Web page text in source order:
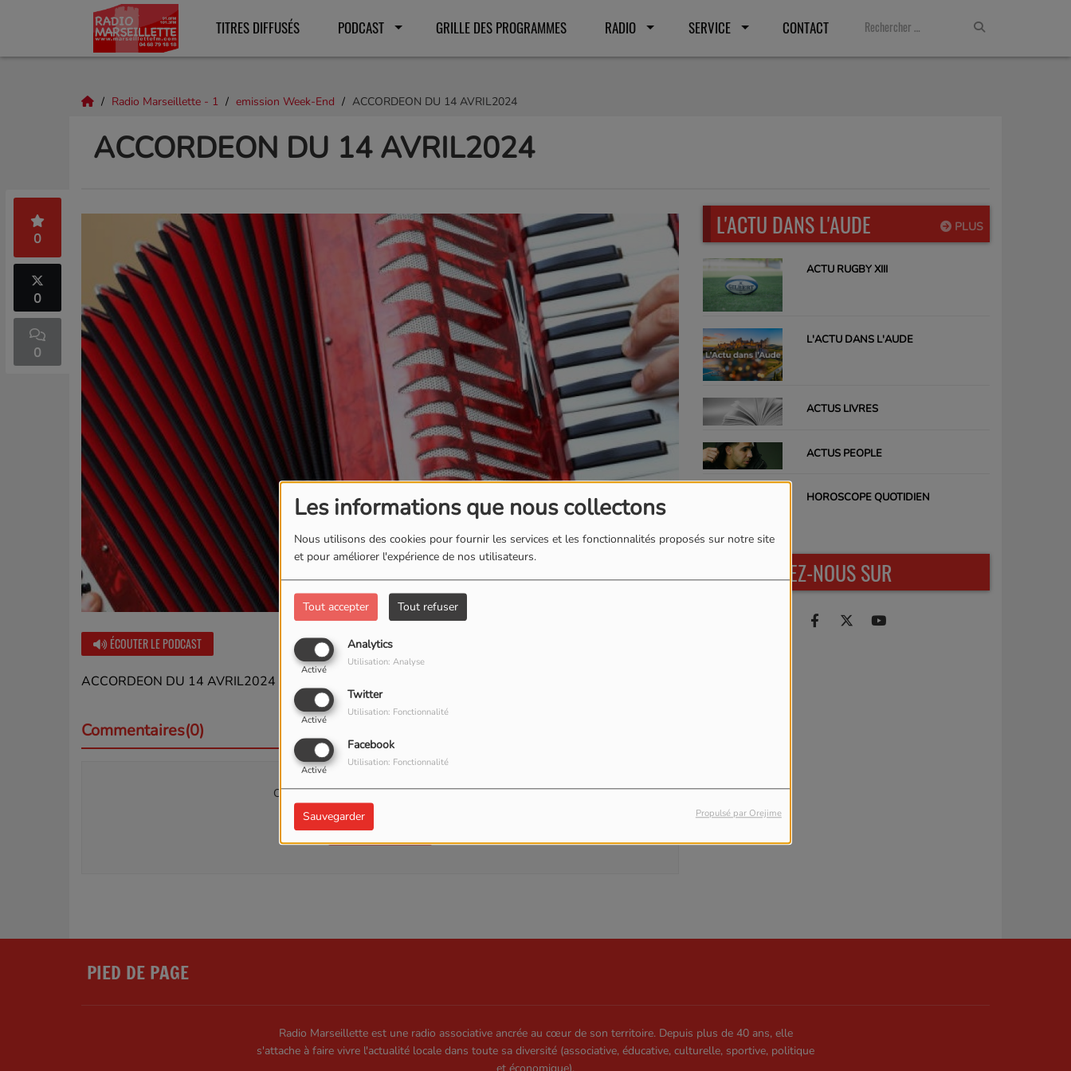
Les informations que nous collectons
Nous utilisons des cookies pour fournir les services et les fonctionnalités proposés sur notre site
et pour améliorer l'expérience de nos utilisateurs.
Tout accepter Tout refuser
Analytics
Activé
Utilisation: Analyse
Twitter
Activé
Utilisation: Fonctionnalité
Facebook
Activé
Utilisation: Fonctionnalité
Sauvegarder Propulsé par Orejime
TITRES DIFFUSÉS PODCAST GRILLE DES PROGRAMMES RADIO SERVICE CONTACT
Radio Marseillette - 1 emission Week-End ACCORDEON DU 14 AVRIL2024
ACCORDEON DU 14 AVRIL2024
0
0
0
ÉCOUTER LE PODCAST
ACCORDEON DU 14 AVRIL2024
Commentaires(0)
Connectez-vous pour commenter cet article
SE CONNECTER
PLUS
L'ACTU DANS L'AUDE
ACTU RUGBY XIII
L'ACTU DANS L'AUDE
ACTUS LIVRES
ACTUS PEOPLE
HOROSCOPE QUOTIDIEN
RETROUVEZ-NOUS SUR
PIED DE PAGE
Radio Marseillette est une radio associative ancrée au cœur de son territoire. Depuis plus de 40 ans, elle
s'attache à faire vivre l'actualité locale dans toute sa diversité (associative, éducative, culturelle, sportive, politique